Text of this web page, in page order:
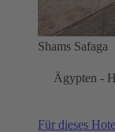
Shams Safaga
Ägypten -
Für dieses